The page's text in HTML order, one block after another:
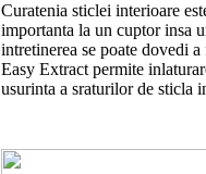
Curatenia sticlei interioare
importanta la un cuptor insa
intretinerea se poate dovedi
Easy Extract permite
usurinta a sraturilor de sticla